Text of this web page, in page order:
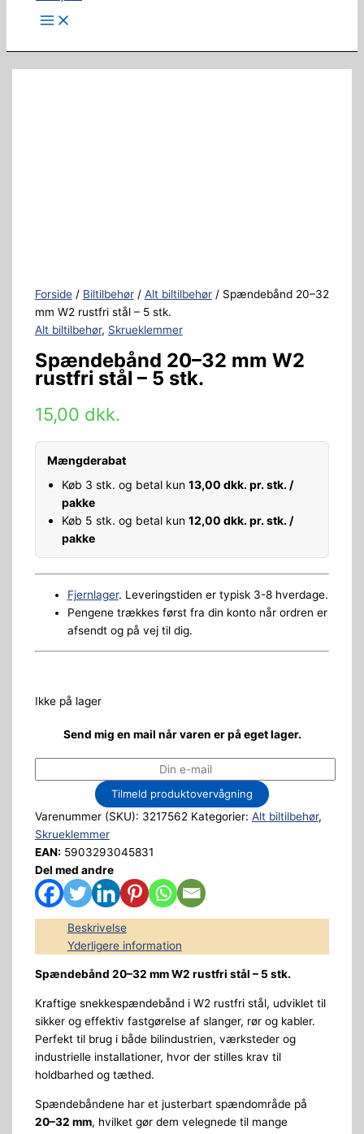
Forside/ Biltilbehør/ Alt biltilbehør/ Spændebånd 20–32
mm W2 rustfri stål – 5 stk.
Alt biltilbehør, Skrueklemmer
Spændebånd 20–32 mm W2
rustfri stål – 5 stk.
15,00 dkk.
Mængderabat
Køb 3 stk. og betal kun 13,00 dkk.pr. stk. /
pakke
Køb 5 stk. og betal kun 12,00 dkk.pr. stk. /
pakke
Fjernlager. Leveringstiden er typisk 3-8 hverdage.
Pengene trækkes først fra din konto når ordren er
afsendt og på vej til dig.
Ikke på lager
Send mig en mail når varen er på eget lager.
Tilmeld produktovervågning
Varenummer (SKU): 3217562 Kategorier: Alt biltilbehør,
Skrueklemmer
EAN: 5903293045831
Del med andre
Beskrivelse
Yderligere information
Spændebånd 20–32 mm W2 rustfri stål – 5 stk.
Kraftige snekkespændebånd i W2 rustfri stål, udviklet til
sikker og effektiv fastgørelse af slanger, rør og kabler.
Perfekt til brug i både bilindustrien, værksteder og
industrielle installationer, hvor der stilles krav til
holdbarhed og tæthed.
Spændebåndene har et justerbart spændområde på
20–32 mm, hvilket gør dem velegnede til mange